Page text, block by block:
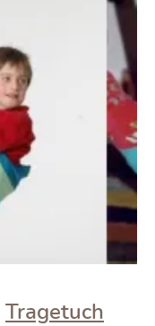
Tragetuch